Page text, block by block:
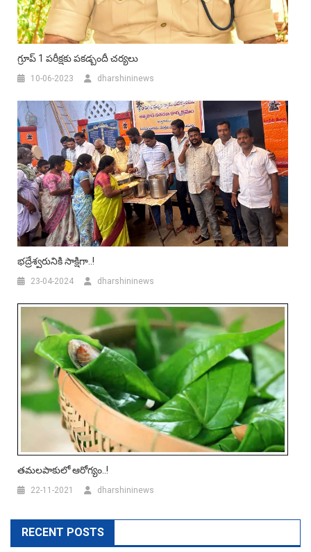
గ్రూప్ 1 పరీక్షకు పకడ్బందీ చర్యలు
10-06-2023 dharshininews
భద్రేశ్వరునికి సాక్షిగా..!
23-04-2024 dharshininews
తమలపాకులో ఆరోగ్యం..!
22-11-2021 dharshininews
RECENT POSTS